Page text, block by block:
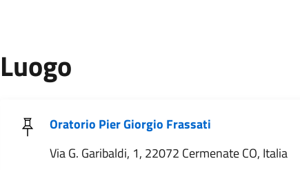
Luogo
Oratorio Pier Giorgio Frassati
Via G. Garibaldi, 1, 22072 Cermenate CO, Italia